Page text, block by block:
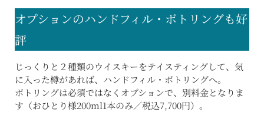
オプションのハンドフィル・ボトリングも好
評
じっくりと２種類のウイスキーをテイスティングして、気
に入った樽があれば、ハンドフィル・ボトリングへ。
ボトリングは必須ではなくオプションで、別料金となりま
す（おひとり様200ml1本のみ／税込7,700円）。